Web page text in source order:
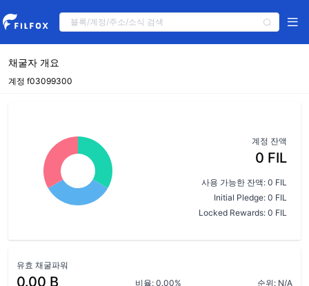
채굴자 개요
계정 f03099300
계정 잔액
0 FIL
사용 가능한 잔액: 0 FIL
Initial Pledge: 0 FIL
Locked Rewards: 0 FIL
유효 채굴파워
0.00 B 비율: 0.00% 순위: N/A